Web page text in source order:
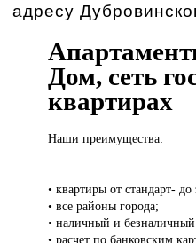
адресу
Дом, сеть
квартирах
Наши преимущества:
• квартиры от стандарт- до
• все районы города;
• наличный и безналичный
• расчет по банковским